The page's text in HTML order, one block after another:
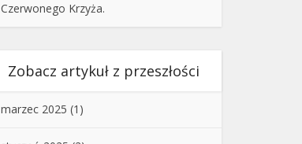
Czerwonego Krzyża.
Zobacz artykuł z przeszłości
marzec 2025 (1)